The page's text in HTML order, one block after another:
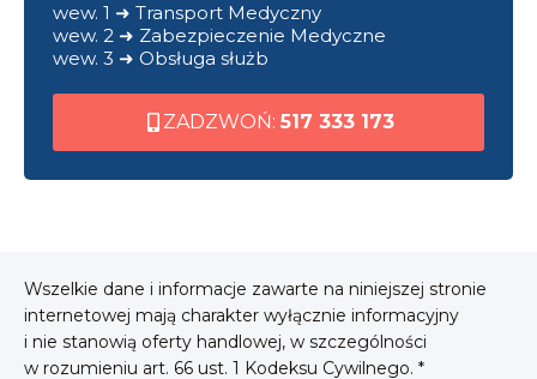
wew. 1 ➜ Transport Medyczny
wew. 2 ➜ Zabezpieczenie Medyczne
wew. 3 ➜ Obsługa służb
ZADZWOŃ: 517 333 173
Wszelkie dane i informacje zawarte na niniejszej stronie
internetowej mają charakter wyłącznie informacyjny
i nie stanowią oferty handlowej, w szczególności
w rozumieniu art. 66 ust. 1 Kodeksu Cywilnego. *